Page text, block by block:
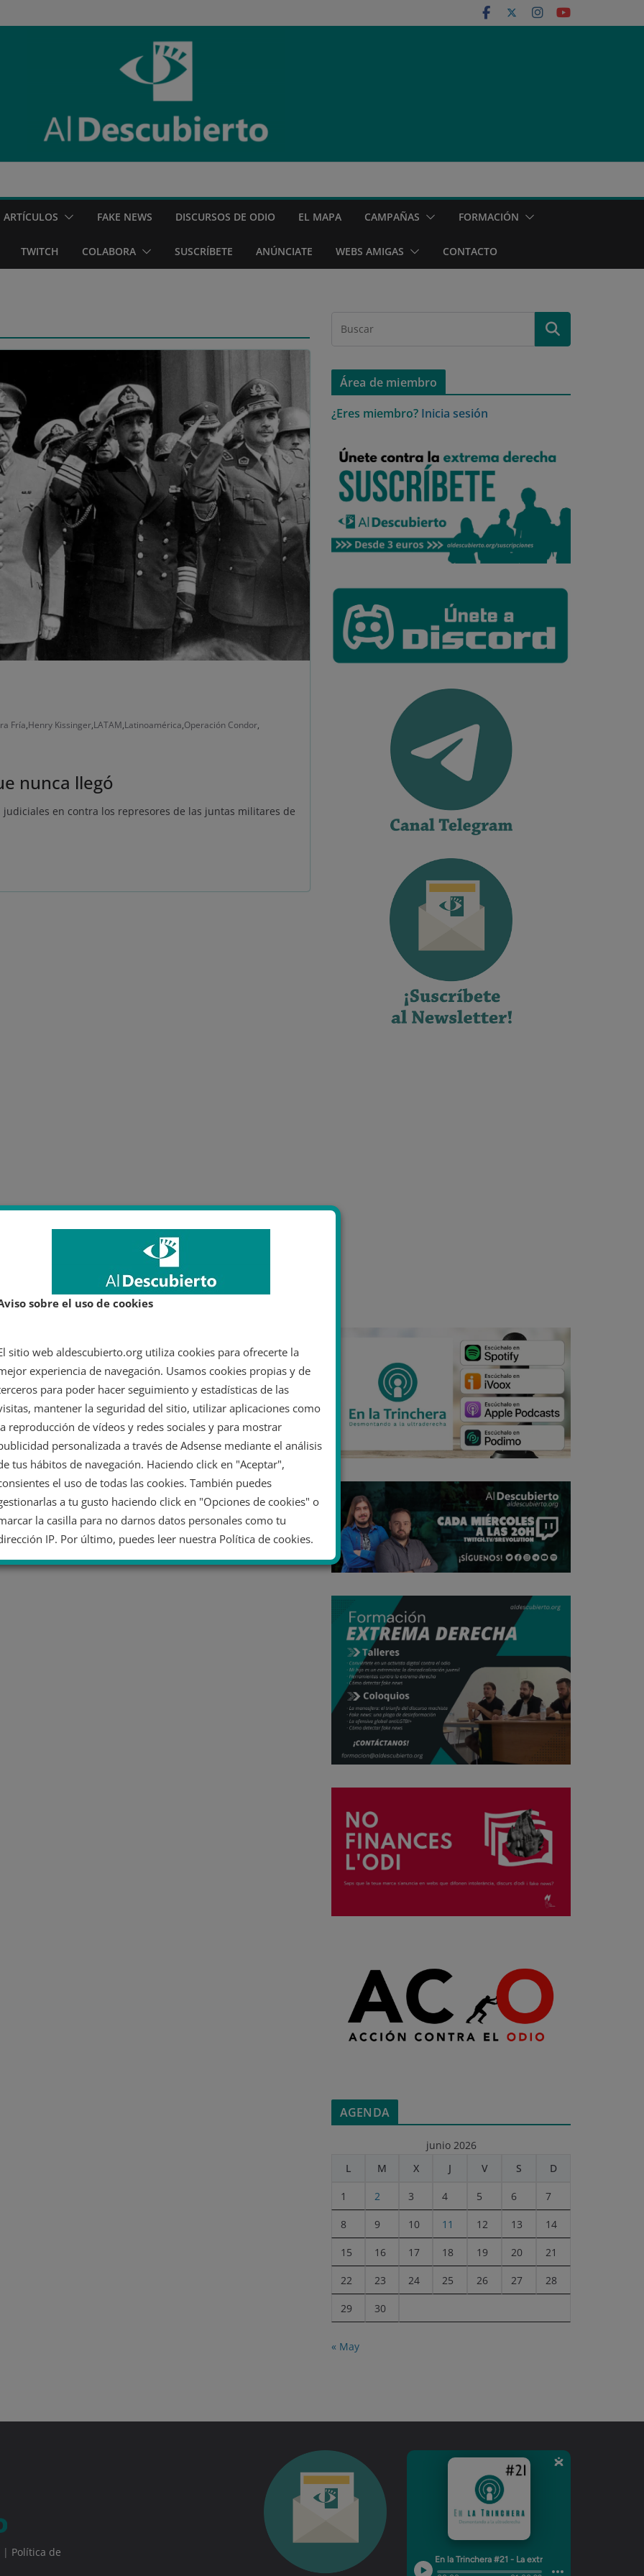
ARTÍCULOS FAKE NEWS DISCURSOS DE ODIO EL MAPA CAMPAÑAS FORMACIÓN
TWITCH COLABORA SUSCRÍBETE ANÚNCIATE WEBS AMIGAS CONTACTO
Fría,Henry Kissinger,LATAM,Latinoamérica,Operación Condor,
nunca llegó
en contra los represores de las juntas militares de
Área de miembro
¿Eres miembro? Inicia sesión
AGENDA
junio 2026
L
M X J V S D
1 2 3 4 5 6 7
8 9 10 11 12 13 14
15 16 17 18 19 20 21
22 23 24 25 26 27 28
29 30
« May
| Política de
sobre el uso de cookies
sitio web aldescubierto.org utiliza cookies para ofrecerte la
experiencia de navegación. Usamos cookies propias y de
para poder hacer seguimiento y estadísticas de las
mantener la seguridad del sitio, utilizar aplicaciones como
reproducción de vídeos y redes sociales y para mostrar
personalizada a través de Adsense mediante el análisis
tus hábitos de navegación. Haciendo click en "Aceptar",
el uso de todas las cookies. También puedes
a tu gusto haciendo click en "Opciones de cookies" o
la casilla para no darnos datos personales como tu
IP. Por último, puedes leer nuestra Política de cookies.